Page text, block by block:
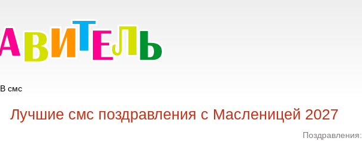
В смс
Лучшие смс поздравления с Масленицей 2027
Поздравления: